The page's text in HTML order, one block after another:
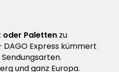
oder Paletten zu
Express kümmert
und ganz Europa.